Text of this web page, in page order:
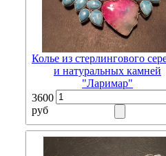
Колье из стерлингового
и натуральных камней
"Ларимар"
3600
руб